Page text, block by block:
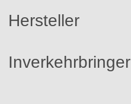
Hersteller
Inverkehrbringer